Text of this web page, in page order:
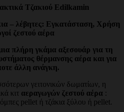
Τζακιού Edilkamin
– λέβητες: Εγκατάσταση, Χρήση
ζεστού αέρα
πλήρη γκάμα αξεσουάρ για τη
θέρμανσης αέρα και για
άλλη ανάγκη.
γειτονικών δωματίων, η
κιτ αεραγωγών ζεστού αέρα :
pellet ή τζάκια ξύλου ή pellet.